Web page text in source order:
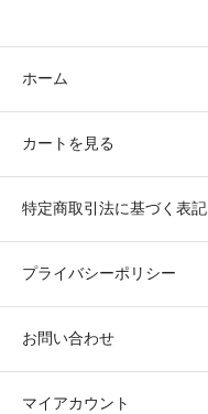
ホーム
カートを見る
特定商取引法に基づく表記
プライバシーポリシー
お問い合わせ
マイアカウント